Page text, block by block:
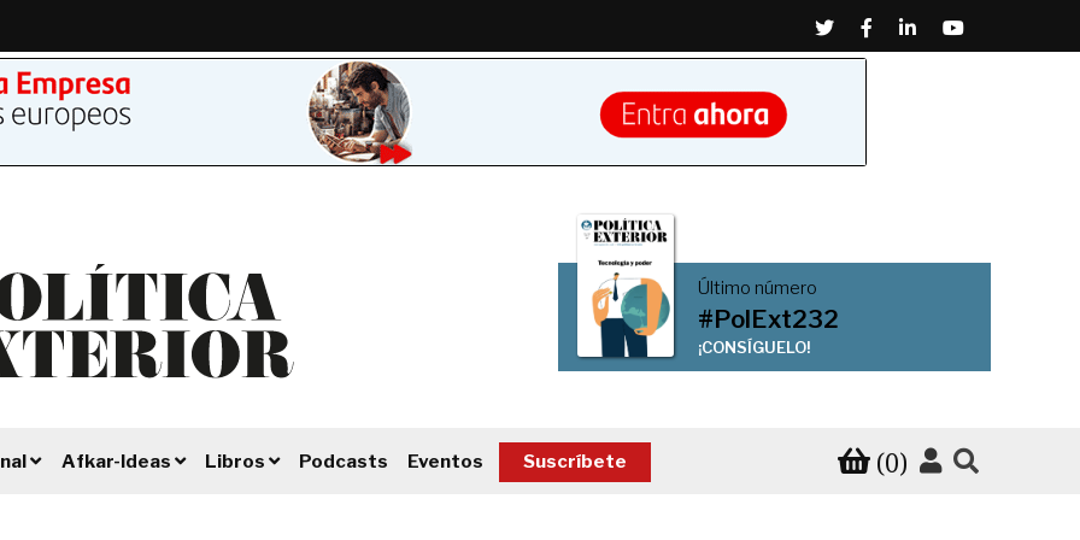
TwitterFacebook
LinkedinYoutube
Último número
#PolExt232
¡CONSÍGUELO!
Afkar-Ideas Libros Podcasts Eventos Suscríbete (0)